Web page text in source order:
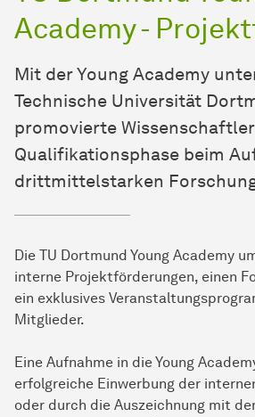
Academy -
Mit der Young Academy
Technische Universität
promovierte
Qualifikationsphase beim
drittmittelstarken
Die TU Dortmund Young Academy
interne Projektförderungen, einen
ein exklusives
Mitglieder.
Eine Auf­nah­me in die Young
er­folg­reiche Einwerbung der
oder durch die Aus­zeich­nung mit